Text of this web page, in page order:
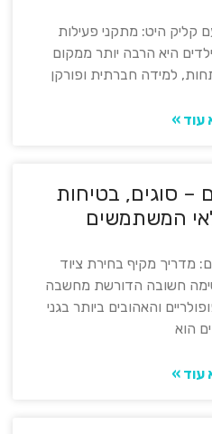
קליק היט: מתקני פעילות
היא הרבה יותר ממקום
למידה חברתית ופורקן
עוד »
– סוגים, בטיחות
המשתמשים
מדריך מקיף בחירת ציוד
חשובה הדורשת מחשבה
והאהובים ביותר בגני
הוא
עוד »